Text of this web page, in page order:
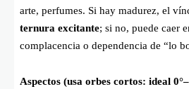
arte, perfumes. Si hay madurez, el
ternura excitante; si no, puede caer
complacencia o dependencia de “lo
Aspectos (usa orbes cortos: ideal